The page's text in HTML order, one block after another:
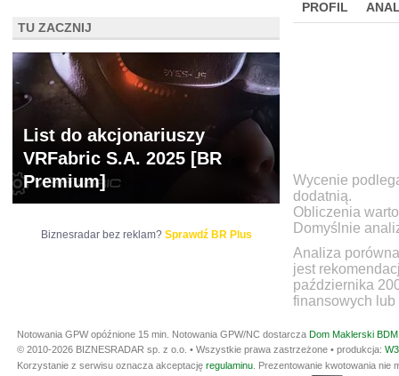
PROFIL
Wycenie
dodatnią.
Obliczenia
Domyślnie
Analiza
jest
października
finansowych lub
TU ZACZNIJ
List do akcjonariuszy
VRFabric S.A. 2025 [BR
Premium]
Biznesradar bez reklam? Sprawdź BR Plus
Notowania GPW opóźnione 15 min. Notowania GPW/NC dostarcza Dom Maklerski
© 2010-2026 BIZNESRADAR sp. z o.o. • Wszystkie prawa zastrzeżone • produkcja:
Korzystanie z serwisu oznacza akceptację regulaminu . Prezentowanie kwotowania